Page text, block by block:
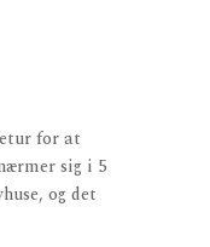
for at
sig i 5
og det